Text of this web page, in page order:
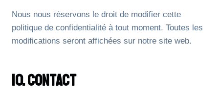
Nous nous réservons le droit de modifier cette
politique de confidentialité à tout moment. Toutes les
modifications seront affichées sur notre site web.
10. Contact